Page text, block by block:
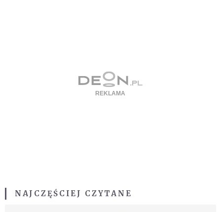
NAJCZĘŚCIEJ CZYTANE